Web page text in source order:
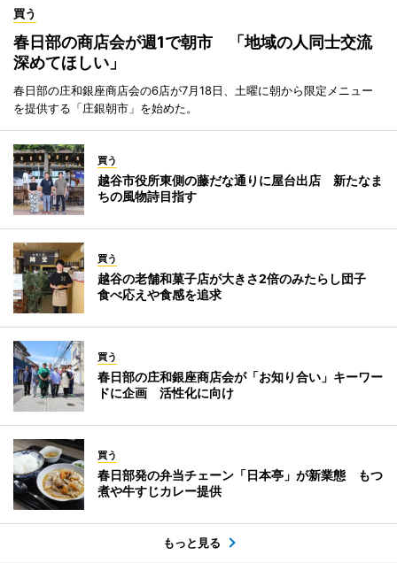
買う
春日部の商店会が週1で朝市 「地域の人同士交流
深めてほしい」
春日部の庄和銀座商店会の6店が7月18日、土曜に朝から限定メニュー
を提供する「庄銀朝市」を始めた。
買う
越谷市役所東側の藤だな通りに屋台出店 新たなま
ちの風物詩目指す
買う
越谷の老舗和菓子店が大きさ2倍のみたらし団子
食べ応えや食感を追求
買う
春日部の庄和銀座商店会が「お知り合い」キーワー
ドに企画 活性化に向け
買う
春日部発の弁当チェーン「日本亭」が新業態 もつ
煮や牛すじカレー提供
もっと見る